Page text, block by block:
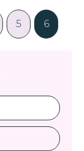
5 6